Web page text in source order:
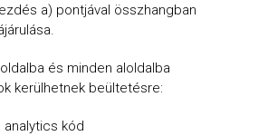
a) pontjával összhangban
és minden aloldalba
kerülhetnek beültetésre:
analytics kód